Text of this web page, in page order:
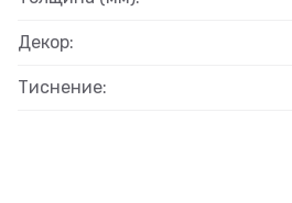
Декор:
Тиснение: